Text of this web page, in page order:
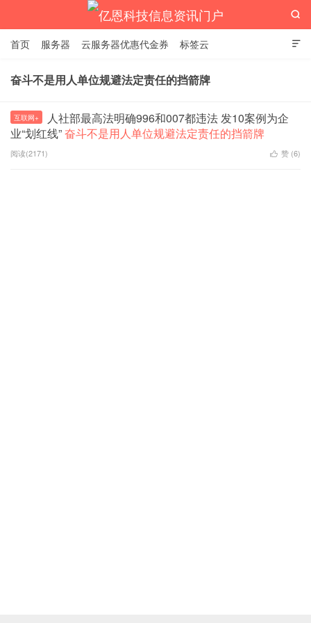
亿恩科技信息资讯门户

首页 服务器 云服务器优惠代金券 标签云

奋斗不是用人单位规避法定责任的挡箭牌
互联网+
人社部最高法明确996和007都违法 发10案例为企
业“划红线”奋斗不是用人单位规避法定责任的挡箭牌
阅读(2171)  赞 (6)